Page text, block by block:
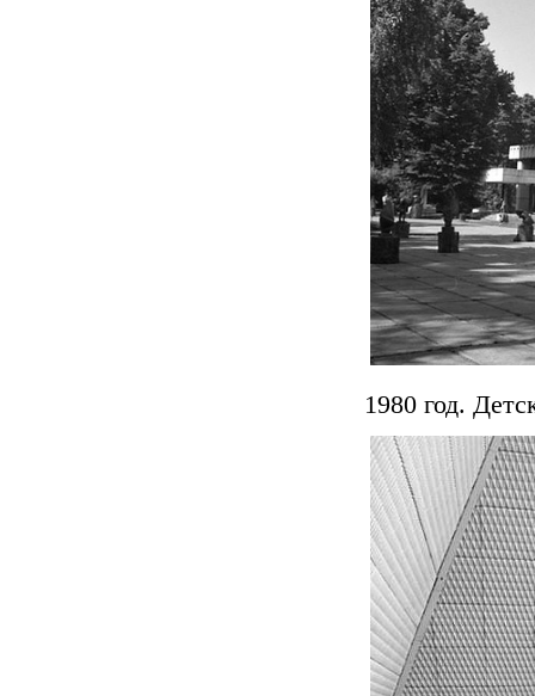
1980 год.